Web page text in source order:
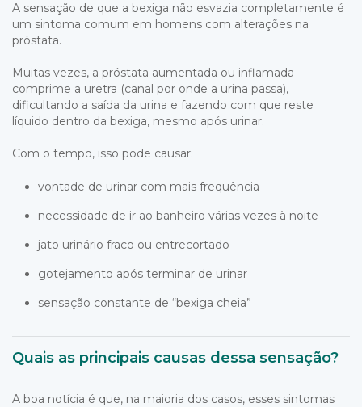
A sensação de que a bexiga não esvazia completamente é
um sintoma comum em homens com alterações na
próstata.
Muitas vezes, a próstata aumentada ou inflamada
comprime a uretra (canal por onde a urina passa),
dificultando a saída da urina e fazendo com que reste
líquido dentro da bexiga, mesmo após urinar.
Com o tempo, isso pode causar:
vontade de urinar com mais frequência
necessidade de ir ao banheiro várias vezes à noite
jato urinário fraco ou entrecortado
gotejamento após terminar de urinar
sensação constante de “bexiga cheia”
Quais as principais causas dessa sensação?
A boa notícia é que, na maioria dos casos, esses sintomas